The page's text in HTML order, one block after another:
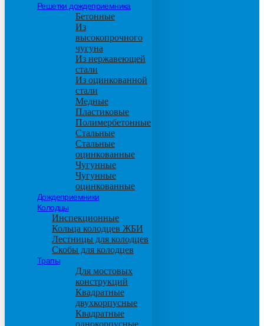
Решетки дождеприемника
Бетонные
Из
высокопрочного
чугуна
Из нержавеющей
стали
Из оцинкованной
стали
Медные
Пластиковые
Полимербетонные
Стальные
Стальные
оцинкованные
Чугунные
Чугунные
оцинкованные
Дождеприемники
Колодцы
Инспекционные
Кольца колодцев ЖБИ
Лестницы для колодцев
Скобы для колодцев
Трапы
Для мостовых
конструкций
Квадратные
двухкорпусные
Квадратные
однокорпусные